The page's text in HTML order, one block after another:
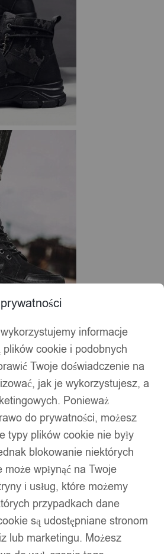
informacje
cookie i podobnych
Twoje doświadczenie na
jak je wykorzystujesz, a
Ponieważ
do prywatności, możesz
typy plików cookie nie były
blokowanie niektórych
wpłynąć na Twoje
i usług, które możemy
przypadkach dane
są udostępniane stronom
lub marketingu. Możesz